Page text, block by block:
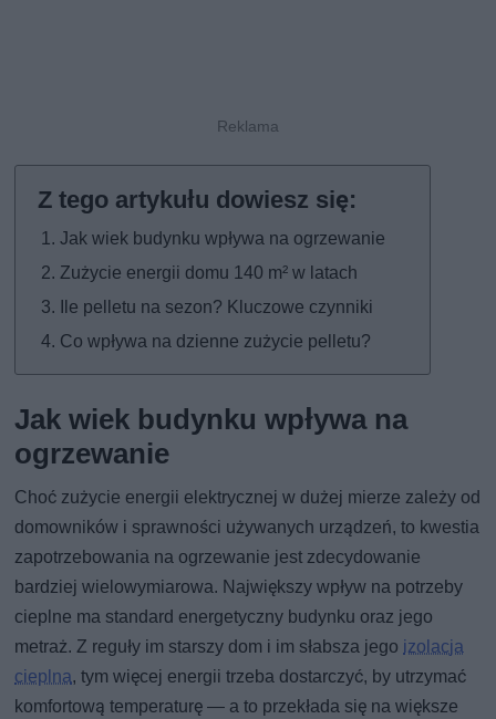
Jak wiek budynku wpływa na ogrzewanie
Zużycie energii domu 140 m² w latach
Ile pelletu na sezon? Kluczowe czynniki
Co wpływa na dzienne zużycie pelletu?
Jak wiek budynku wpływa na
ogrzewanie
Choć zużycie energii elektrycznej w dużej mierze zależy od
domowników i sprawności używanych urządzeń, to kwestia
zapotrzebowania na ogrzewanie jest zdecydowanie
bardziej wielowymiarowa. Największy wpływ na potrzeby
cieplne ma standard energetyczny budynku oraz jego
metraż. Z reguły im starszy dom i im słabsza jego izolacja
cieplna, tym więcej energii trzeba dostarczyć, by utrzymać
komfortową temperaturę — a to przekłada się na większe